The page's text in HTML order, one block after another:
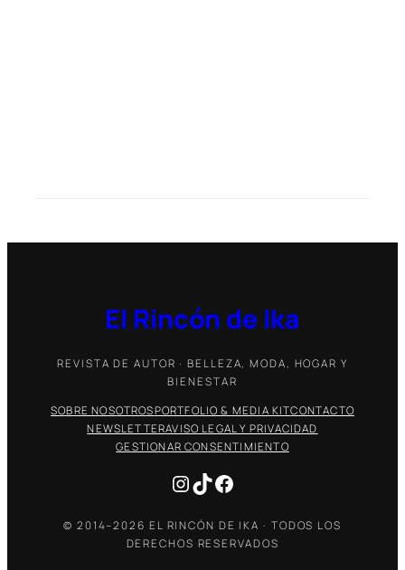
El Rincón de Ika
REVISTA DE AUTOR · BELLEZA, MODA, HOGAR Y
BIENESTAR
SOBRE NOSOTROSPORTFOLIO & MEDIA KITCONTACTO
NEWSLETTERAVISO LEGAL Y PRIVACIDAD
GESTIONAR CONSENTIMIENTO
Instagram
TikTokFacebook
© 2014–2026 EL RINCÓN DE IKA · TODOS LOS
DERECHOS RESERVADOS